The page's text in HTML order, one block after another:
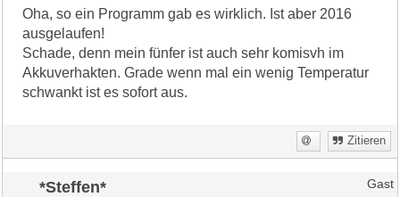
Oha, so ein Programm gab es wirklich. Ist aber 2016
ausgelaufen!
Schade, denn mein fünfer ist auch sehr komisvh im
Akkuverhakten. Grade wenn mal ein wenig Temperatur
schwankt ist es sofort aus.
Zitieren
*Steffen* Gast